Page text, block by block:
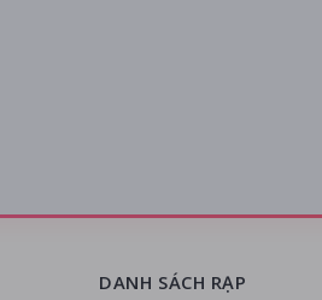
DANH SÁCH RẠP